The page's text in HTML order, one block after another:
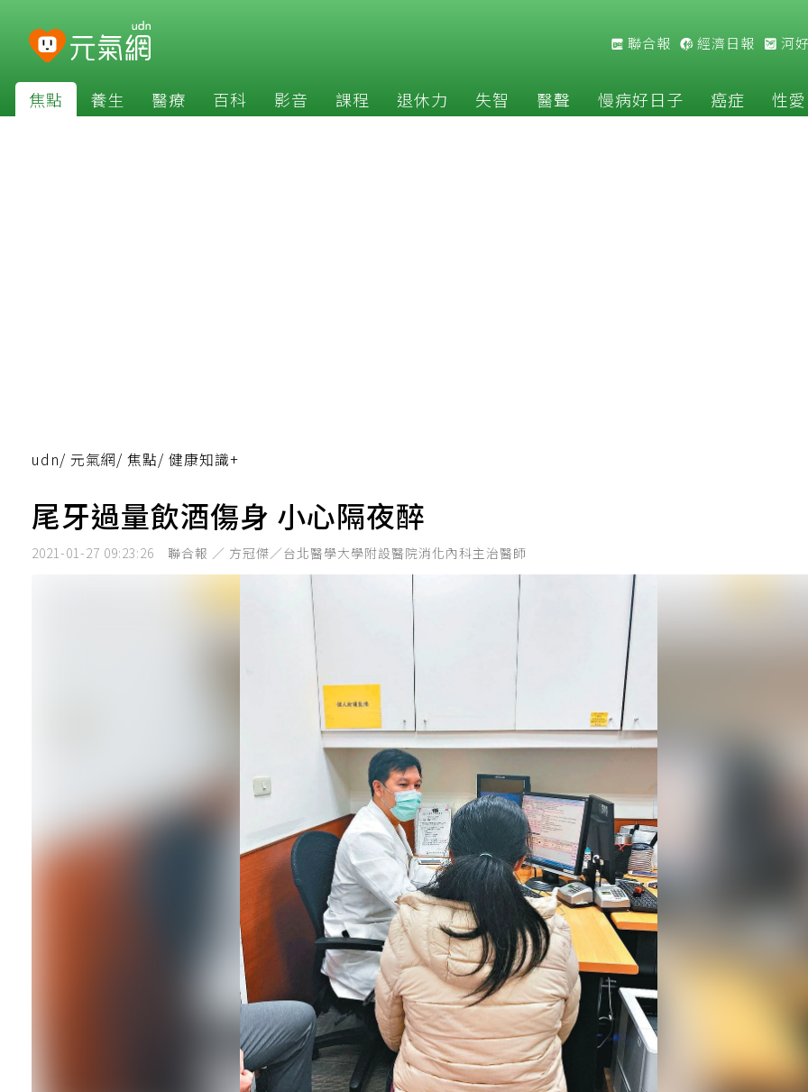
聯合報 經濟日報 河
焦點 養生 醫療 百科 影音 課程 退休力 失智 醫聲 慢病好日子 癌症 性愛
udn/ 元氣網/ 焦點/ 健康知識+
尾牙過量飲酒傷身 小心隔夜醉
2021-01-27 09:23:26 聯合報 ／ 方冠傑／台北醫學大學附設醫院消化內科主治醫師